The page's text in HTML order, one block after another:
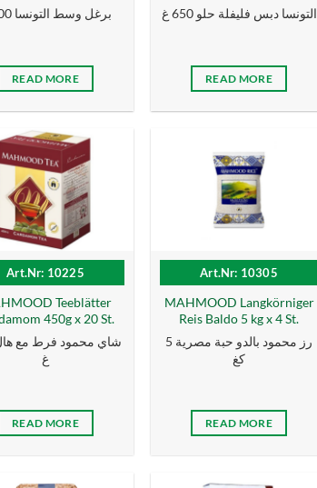
برغل وسط التونسا 900 غ
READ MORE
التونسا دبس فليفلة حلو 650 غ
READ MORE
Art.Nr: 10225
Teeblätter
450g x 20 St.
غ
READ MORE
Art.Nr: 10305
MAHMOOD Langkörniger
Reis Baldo 5 kg x 4 St.
رز محمود بالدو حبة مصرية 5
كغ
READ MORE